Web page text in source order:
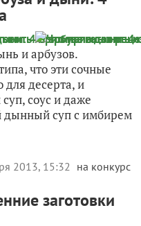
и арбузов.
что эти сочные
десерта, и
соус и даже
дынный суп с имбирем
2013, 15:32 на конкурс
заготовки